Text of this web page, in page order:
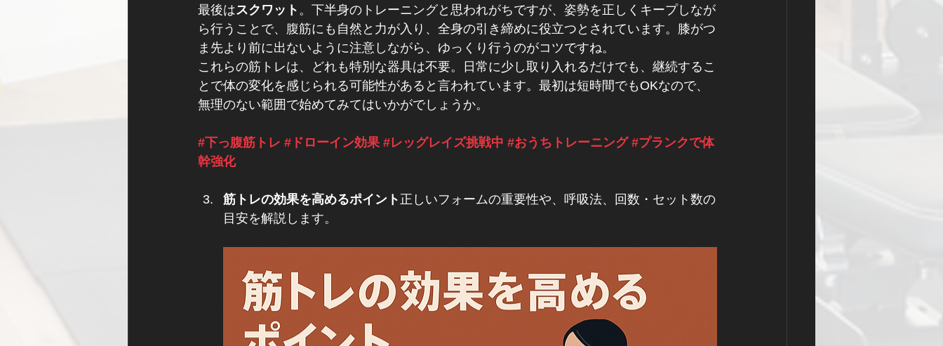
最後はスクワット 。下半身のトレーニングと思われがちですが、姿勢を正しくキープしなが
ら行うことで、腹筋にも自然と力が入り、全身の引き締めに役立つとされています。膝がつ
ま先より前に出ないように注意しながら、ゆっくり行うのがコツですね。
これらの筋トレは、どれも特別な器具は不要。日常に少し取り入れるだけでも、継続するこ
とで体の変化を感じられる可能性があると言われています。最初は短時間でもOKなので、
無理のない範囲で始めてみてはいかがでしょうか。
#下っ腹筋トレ #ドローイン効果 #レッグレイズ挑戦中 #おうちトレーニング #プランクで体
幹強化
筋トレの効果を高めるポイント 正しいフォームの重要性や、呼吸法、回数・セット数の
目安を解説します。​